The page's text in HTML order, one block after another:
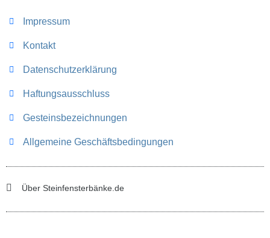
Impressum
Kontakt
Datenschutzerklärung
Haftungsausschluss
Gesteinsbezeichnungen
Allgemeine Geschäftsbedingungen
Über Steinfensterbänke.de